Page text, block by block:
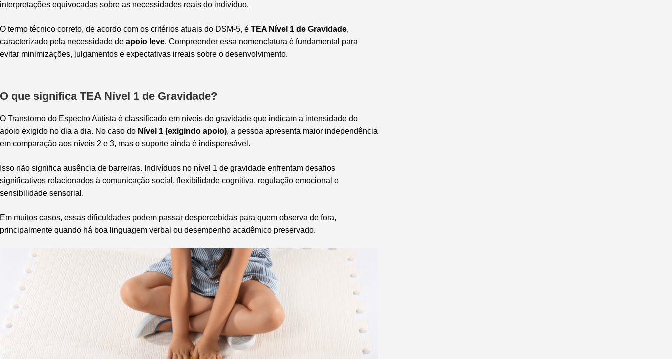
interpretações equivocadas sobre as necessidades reais do indivíduo.
O termo técnico correto, de acordo com os critérios atuais do DSM-5, é TEA Nível 1 de Gravidade,
caracterizado pela necessidade de apoio leve. Compreender essa nomenclatura é fundamental para
evitar minimizações, julgamentos e expectativas irreais sobre o desenvolvimento.
O que significa TEA Nível 1 de Gravidade?
O Transtorno do Espectro Autista é classificado em níveis de gravidade que indicam a intensidade do
apoio exigido no dia a dia. No caso do Nível 1 (exigindo apoio), a pessoa apresenta maior independência
em comparação aos níveis 2 e 3, mas o suporte ainda é indispensável.
Isso não significa ausência de barreiras. Indivíduos no nível 1 de gravidade enfrentam desafios
significativos relacionados à comunicação social, flexibilidade cognitiva, regulação emocional e
sensibilidade sensorial.
Em muitos casos, essas dificuldades podem passar despercebidas para quem observa de fora,
principalmente quando há boa linguagem verbal ou desempenho acadêmico preservado.